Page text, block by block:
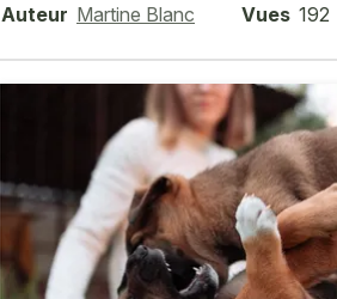
Auteur Martine Blanc Vues 192